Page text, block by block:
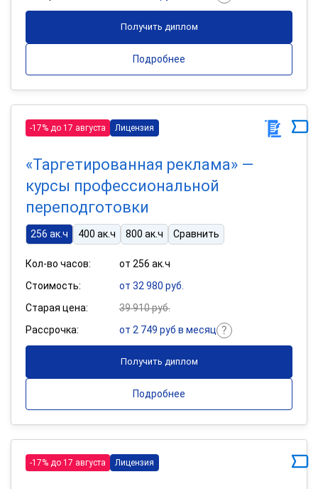
Получить диплом
Подробнее
-17% до 17 августа Лицензия
«Таргетированная реклама» —
курсы профессиональной
переподготовки
256 ак.ч 400 ак.ч 800 ак.ч Сравнить
Кол-во часов:
от 256 ак.ч
Стоимость:
от 32 980 руб.
Старая цена:
39 910 руб.
Рассрочка:
от 2 749 руб в месяц
Получить диплом
Подробнее
-17% до 17 августа Лицензия